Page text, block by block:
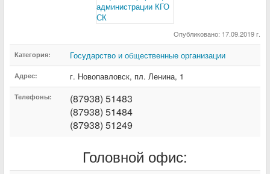
Опубликовано: 17.09.2019 г.
Категория: Государство и общественные организации
Адрес: г. Новопавловск, пл. Ленина, 1
Телефоны:
(87938) 51483
(87938) 51484
(87938) 51249
Головной офис: